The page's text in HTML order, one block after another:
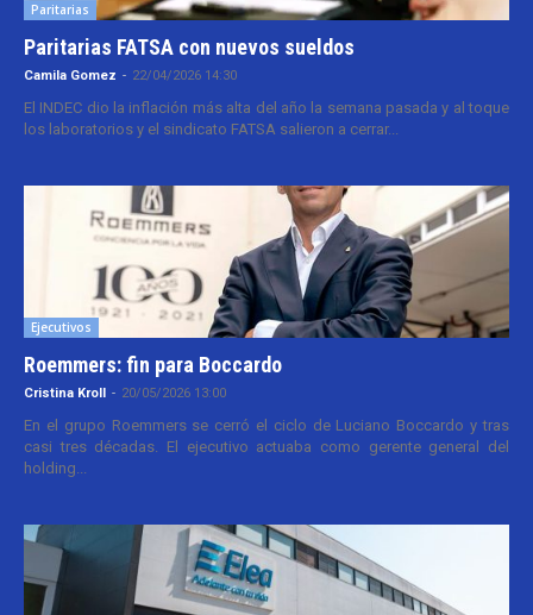
Paritarias
Paritarias FATSA con nuevos sueldos
Camila Gomez - 22/04/2026 14:30
El INDEC dio la inflación más alta del año la semana pasada y al toque
los laboratorios y el sindicato FATSA salieron a cerrar...
Ejecutivos
Roemmers: fin para Boccardo
Cristina Kroll - 20/05/2026 13:00
En el grupo Roemmers se cerró el ciclo de Luciano Boccardo y tras
casi tres décadas. El ejecutivo actuaba como gerente general del
holding...